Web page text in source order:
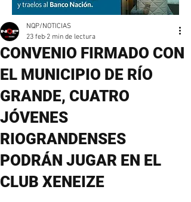
CONVENIO FIRMADO CON
EL MUNICIPIO DE RÍO
GRANDE, CUATRO
JÓVENES
RIOGRANDENSES
PODRÁN JUGAR EN EL
CLUB XENEIZE
NQP/NOTICIAS
23 feb 2 min de lectura